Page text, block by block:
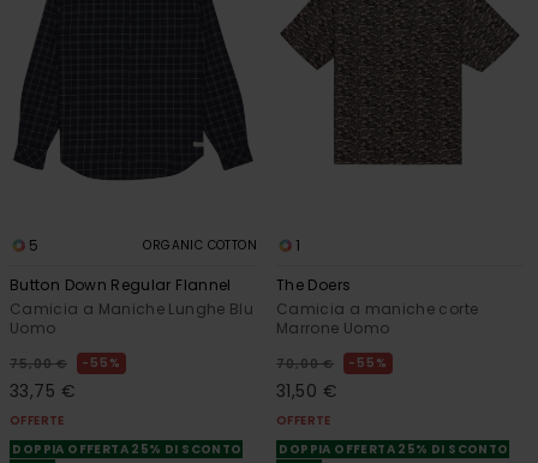
5 ORGANIC COTTON
Button Down Regular Flannel
Camicia a Maniche Lunghe Blu
Uomo
75,00 € 55%
33,75 €
OFFERTE
DOPPIA OFFERTA 25% DI SCONTO
1
The Doers
Camicia a maniche corte
Marrone Uomo
70,00 € 55%
31,50 €
OFFERTE
DOPPIA OFFERTA 25% DI SCONTO